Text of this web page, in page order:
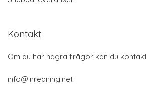
Kontakt
Om du har några frågor kan du
info@inredning.net